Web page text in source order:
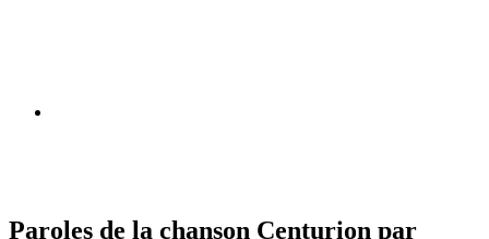
Paroles de la chanson Centurion par